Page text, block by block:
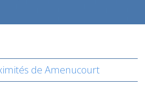
de Amenucourt